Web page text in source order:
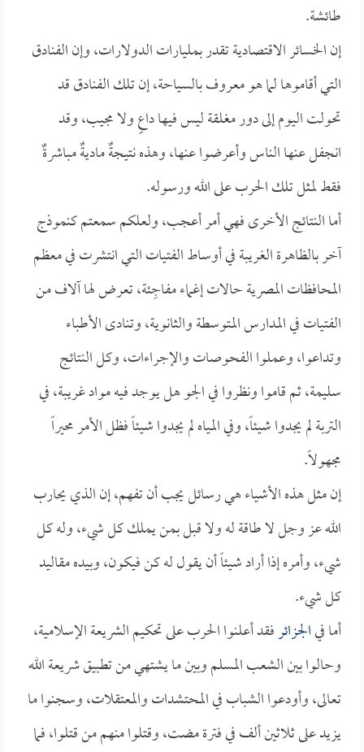
طائشة.
إن الخسائر الاقتصادية تقدر بمليارات الدولارات، وإن الفنادق
التي أقاموها لما هو معروف بالسياحة، إن تلك الفنادق قد
تحولت اليوم إلى دور مغلقة ليس فيها داعٍ ولا مجيب، وقد
انجفل عنها الناس وأعرضوا عنها، وهذه نتيجةٌ ماديةٌ مباشرةٌ
فقط لمثل تلك الحرب على الله ورسوله.
أما النتائج الأخرى فهي أمر أعجب، ولعلكم سمعتم كنموذج
آخر بالظاهرة الغريبة في أوساط الفتيات التي انتشرت في معظم
المحافظات المصرية حالات إغماء مفاجِئة، تعرض لها آلاف من
الفتيات في المدارس المتوسطة والثانوية، وتنادى الأطباء
وتداعوا، وعملوا الفحوصات والإجراءات، وكل النتائج
سليمة، ثم قاموا ونظروا في الجو هل يوجد فيه مواد غريبة، في
التربة لم يجدوا شيئاً، وفي المياه لم يجدوا شيئاً فظل الأمر محيراً
مجهولاً.
إن مثل هذه الأشياء هي رسائل يجب أن تفهم، إن الذي يحارب
الله عز وجل لا طاقة له ولا قبل بمن يملك كل شيء، وله كل
شيء، وأمره إذا أراد شيئاً أن يقول له كن فيكون، وبيده مقاليد
كل شيء.
أما فيالجزائرفقد أعلنوا الحرب على تحكيم الشريعة الإسلامية،
وحالوا بين الشعب المسلم وبين ما يشتهي من تطبيق شريعة الله
تعالى، وأودعوا الشباب في المحتشدات والمعتقلات، وسجنوا ما
يزيد على ثلاثين ألف في فترة مضت، وقتلوا منهم من قتلوا، فما